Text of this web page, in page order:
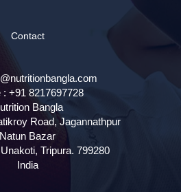
Contact
: +91 8217697728
Bangla
Road, Jagannathpur
Natun Bazar
, Tripura. 799280
India